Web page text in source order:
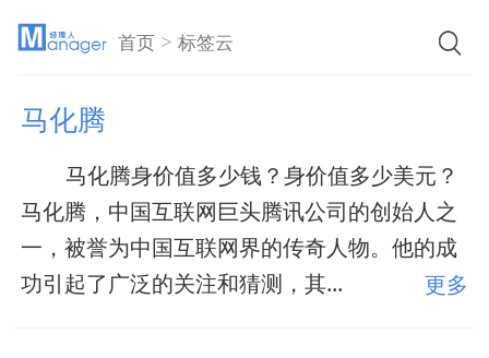
首页 >标签云
马化腾
马化腾身价值多少钱？身价值多少美元？
马化腾，中国互联网巨头腾讯公司的创始人之
一，被誉为中国互联网界的传奇人物。他的成
功引起了广泛的关注和猜测，其...
更多